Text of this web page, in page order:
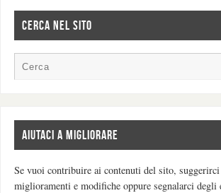
CERCA NEL SITO
AIUTACI A MIGLIORARE
Se vuoi contribuire ai contenuti del sito,
miglioramenti e modifiche oppure segnalarci